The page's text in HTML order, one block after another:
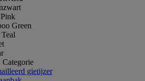
Green
gietijzer